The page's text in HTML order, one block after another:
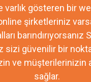
varlık gösteren bir
şirketleriniz
barındırıyorsanız
sizi güvenilir bir
ve müşterilerinizin
sağlar.